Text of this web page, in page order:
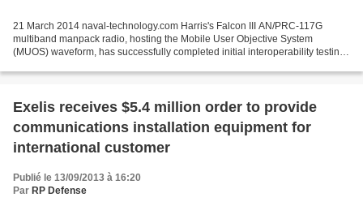
21 March 2014 naval-technology.com Harris's Falcon III AN/PRC-117G
multiband manpack radio, hosting the Mobile User Objective System
(MUOS) waveform, has successfully completed initial interoperability testing.
Exelis receives $5.4 million order to provide
communications installation equipment for
international customer
Publié le 13/09/2013 à 16:20
Par RP Defense